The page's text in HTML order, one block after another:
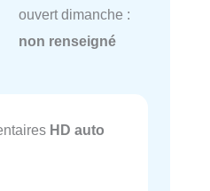
ouvert dimanche :
non renseigné
HD auto